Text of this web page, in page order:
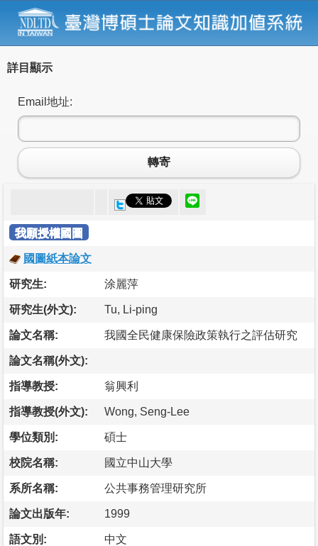
詳目顯示
Email地址:
轉寄
我願授權國圖
國圖紙本論文
研究生: 涂麗萍
研究生(外文): Tu, Li-ping
論文名稱: 我國全民健康保險政策執行之評估研究
論文名稱(外文):
指導教授: 翁興利
指導教授(外文): Wong, Seng-Lee
學位類別: 碩士
校院名稱: 國立中山大學
系所名稱: 公共事務管理研究所
論文出版年: 1999
語文別: 中文